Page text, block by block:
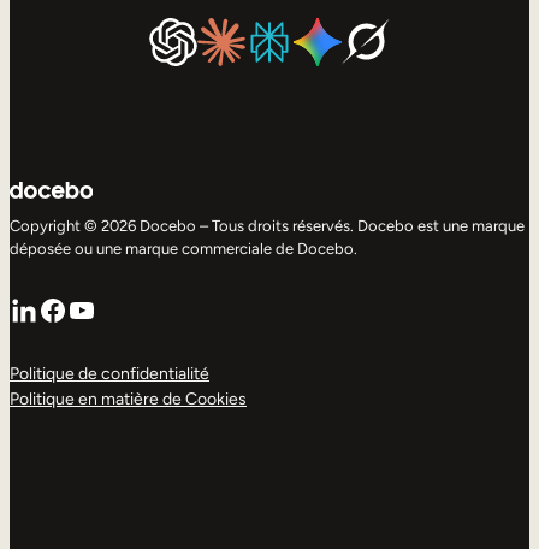
Copyright © 2026 Docebo – Tous droits réservés. Docebo est une marque
déposée ou une marque commerciale de Docebo.
LinkedIn
Facebook
YouTube
Politique de confidentialité
Politique en matière de Cookies